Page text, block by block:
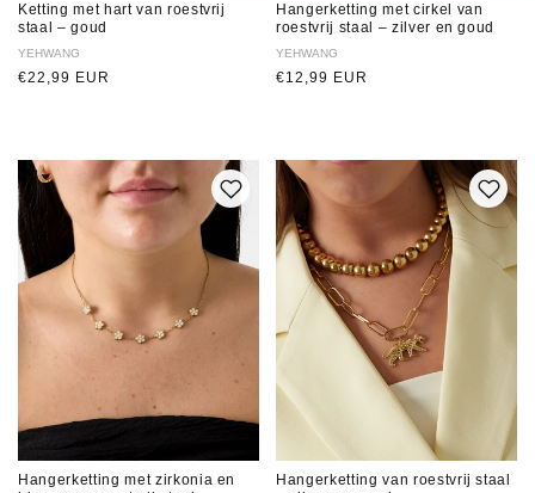
Ketting met hart van roestvrij
staal – goud
Verkoper:
YEHWANG
Normale
€22,99 EUR
Hangerketting met cirkel van
roestvrij staal – zilver en goud
Verkoper:
YEHWANG
Normale
€12,99 EUR
Hangerketting met zirkonia en
Hangerketting van roestvrij staal